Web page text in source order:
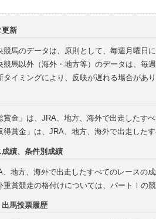
更新
競馬のデータは、原則として、毎週月曜日
競馬以外（海外・地方等）のデータは、毎
タイミングにより、反映が遅れる場合があ
賞金」は、JRA、地方、海外で出走したす
得賞金」は、JRA、地方、海外で出走した
成績、条件別成績
、地方、海外で出走したすべてのレースの
重賞競走の格付けについては、パートⅠの
出馬投票履歴